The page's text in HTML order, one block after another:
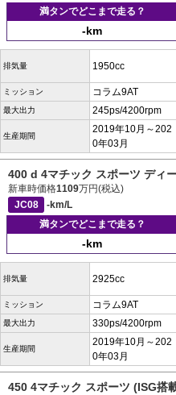
満タンでどこまで走る？
-km
排気量 1950cc
ミッション コラム9AT
最大出力 245ps/4200rpm
生産期間
2019年10月～202
0年03月
400 d 4マチック スポーツ ディ
新車時価格1109万円(税込)
JC08
-km/L
満タンでどこまで走る？
-km
排気量 2925cc
ミッション コラム9AT
最大出力 330ps/4200rpm
生産期間
2019年10月～202
0年03月
450 4マチック スポーツ (ISG搭